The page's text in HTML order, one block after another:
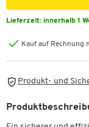
Lieferzeit: innerhalb 1
Kauf auf Rechnung
Produkt- und